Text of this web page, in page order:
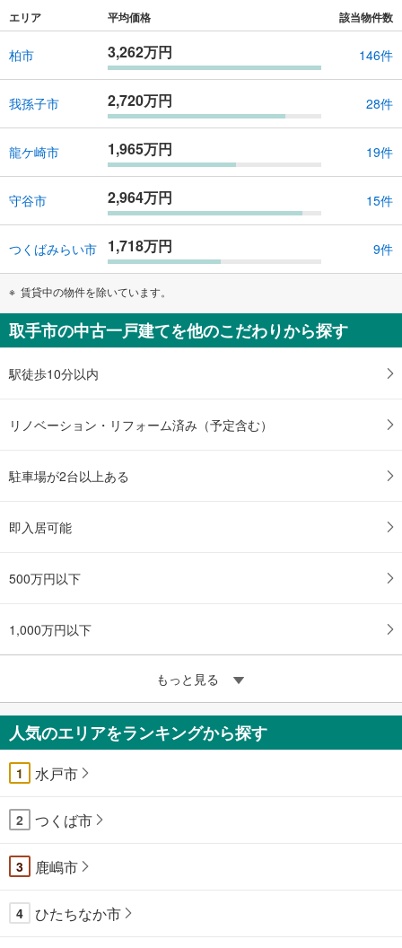
エリア 平均価格 該当物件数
柏市 3,262万円 146件
我孫子市 2,720万円 28件
龍ケ崎市 1,965万円 19件
守谷市 2,964万円 15件
つくばみらい市 1,718万円 9件
賃貸中の物件を除いています。
取手市の中古一戸建てを他のこだわりから探す
駅徒歩10分以内
リノベーション・リフォーム済み（予定含む）
駐車場が2台以上ある
即入居可能
500万円以下
1,000万円以下
もっと見る
人気のエリアをランキングから探す
1 水戸市
2 つくば市
3 鹿嶋市
4 ひたちなか市